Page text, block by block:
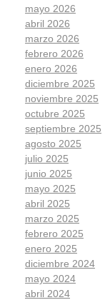
mayo 2026
abril 2026
marzo 2026
febrero 2026
enero 2026
diciembre 2025
noviembre 2025
octubre 2025
septiembre 2025
agosto 2025
julio 2025
junio 2025
mayo 2025
abril 2025
marzo 2025
febrero 2025
enero 2025
diciembre 2024
mayo 2024
abril 2024